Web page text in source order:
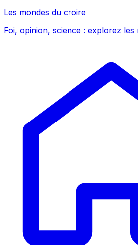
Les mondes du croire
Foi, opinion, science : explorez les